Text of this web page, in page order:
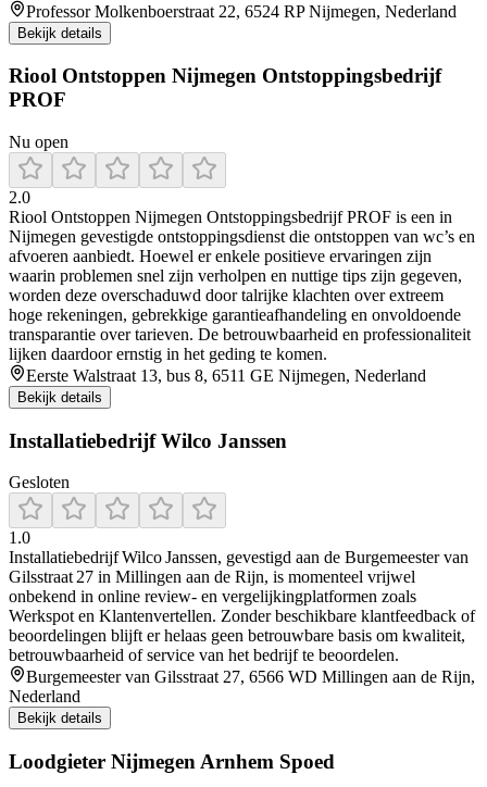
Professor Molkenboerstraat 22, 6524 RP Nijmegen, Nederland
Bekijk details
Riool Ontstoppen Nijmegen Ontstoppingsbedrijf
PROF
Nu open
2.0
Riool Ontstoppen Nijmegen Ontstoppingsbedrijf PROF is een in
Nijmegen gevestigde ontstoppingsdienst die ontstoppen van wc’s en
afvoeren aanbiedt. Hoewel er enkele positieve ervaringen zijn
waarin problemen snel zijn verholpen en nuttige tips zijn gegeven,
worden deze overschaduwd door talrijke klachten over extreem
hoge rekeningen, gebrekkige garantieafhandeling en onvoldoende
transparantie over tarieven. De betrouwbaarheid en professionaliteit
lijken daardoor ernstig in het geding te komen.
Eerste Walstraat 13, bus 8, 6511 GE Nijmegen, Nederland
Bekijk details
Installatiebedrijf Wilco Janssen
Gesloten
1.0
Installatiebedrijf Wilco Janssen, gevestigd aan de Burgemeester van
Gilsstraat 27 in Millingen aan de Rijn, is momenteel vrijwel
onbekend in online review- en vergelijkingplatformen zoals
Werkspot en Klantenvertellen. Zonder beschikbare klantfeedback of
beoordelingen blijft er helaas geen betrouwbare basis om kwaliteit,
betrouwbaarheid of service van het bedrijf te beoordelen.
Burgemeester van Gilsstraat 27, 6566 WD Millingen aan de Rijn,
Nederland
Bekijk details
Loodgieter Nijmegen Arnhem Spoed